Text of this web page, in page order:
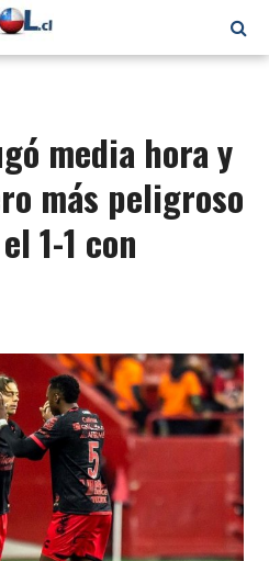
media hora y
más peligroso
1-1 con